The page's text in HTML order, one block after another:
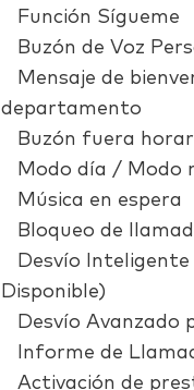
Función Sígueme
Buzón de Voz
Mensaje de
departamento
Buzón fuera
Modo día / Modo
Música en espera
Bloqueo de
Desvío Inteligente
Disponible)
Desvío Avanzado
Informe de
Activación de